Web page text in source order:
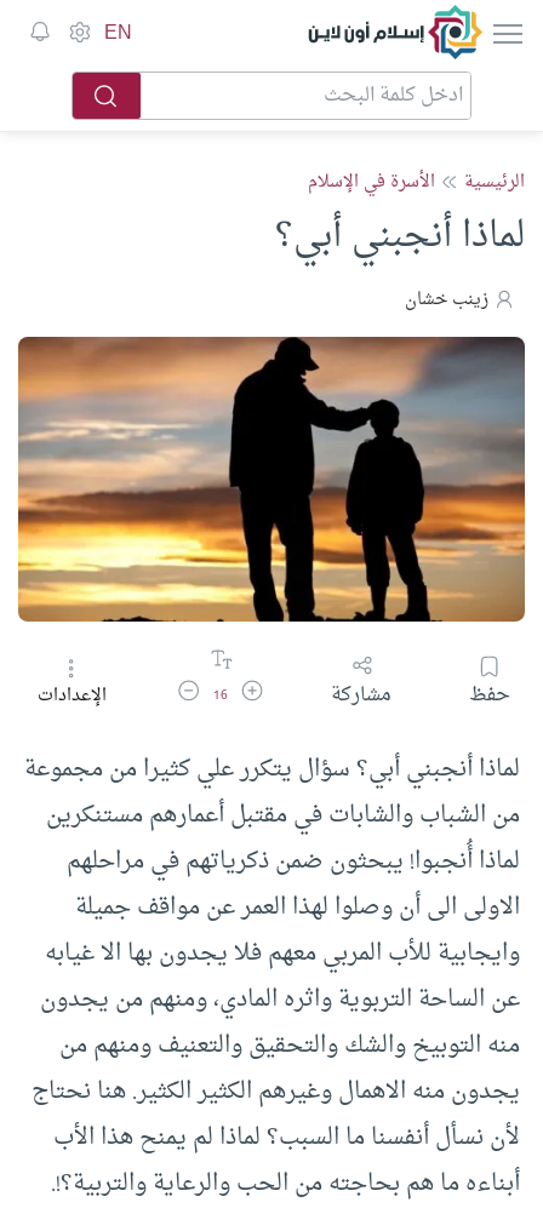
إسلام أون لاين EN
الرئيسية الأسرة في الإسلام
لماذا أنجبني أبي؟
زينب خشان
حفظ مشاركة زيادة حجم الخط
16 تقليل حجم الخطالإعدادات
لماذا أنجبني أبي؟ سؤال يتكرر علي كثيرا من مجموعة
من الشباب والشابات في مقتبل أعمارهم مستنكرين
لماذا أُنجبوا! يبحثون ضمن ذكرياتهم في مراحلهم
الاولى الى أن وصلوا لهذا العمر عن مواقف جميلة
وايجابية للأب المربي معهم فلا يجدون بها الا غيابه
عن الساحة التربوية واثره المادي، ومنهم من يجدون
منه التوبيخ والشك والتحقيق والتعنيف ومنهم من
يجدون منه الاهمال وغيرهم الكثير الكثير. هنا نحتاج
لأن نسأل أنفسنا ما السبب؟ لماذا لم يمنح هذا الأب
أبناءه ما هم بحاجته من الحب والرعاية والتربية؟!.